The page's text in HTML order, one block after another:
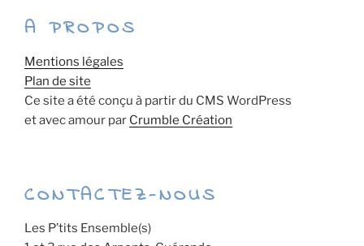
A PROPOS
Mentions légales
Plan de site
Ce site a été conçu à partir du CMS WordPress
et avec amour par Crumble Création
CONTACTEZ-NOUS
Les P’tits Ensemble(s)